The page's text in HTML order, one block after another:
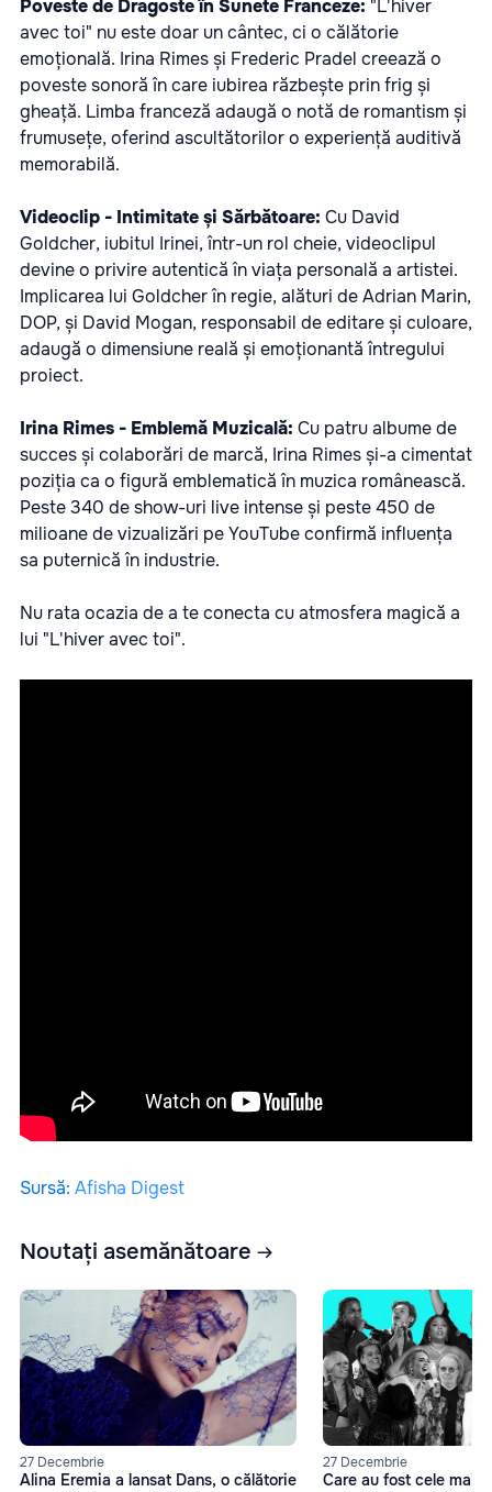
Poveste de Dragoste în Sunete Franceze: "L'hiver
avec toi" nu este doar un cântec, ci o călătorie
emoțională. Irina Rimes și Frederic Pradel creează o
poveste sonoră în care iubirea răzbește prin frig și
gheață. Limba franceză adaugă o notă de romantism și
frumusețe, oferind ascultătorilor o experiență auditivă
memorabilă.
Videoclip - Intimitate și Sărbătoare: Cu David
Goldcher, iubitul Irinei, într-un rol cheie, videoclipul
devine o privire autentică în viața personală a artistei.
Implicarea lui Goldcher în regie, alături de Adrian Marin,
DOP, și David Mogan, responsabil de editare și culoare,
adaugă o dimensiune reală și emoționantă întregului
proiect.
Irina Rimes - Emblemă Muzicală: Cu patru albume de
succes și colaborări de marcă, Irina Rimes și-a cimentat
poziția ca o figură emblematică în muzica românească.
Peste 340 de show-uri live intense și peste 450 de
milioane de vizualizări pe YouTube confirmă influența
sa puternică în industrie.
Nu rata ocazia de a te conecta cu atmosfera magică a
lui "L'hiver avec toi".
Sursă: Afisha Digest
Noutați asemănătoare
27 Decembrie
Alina Eremia a lansat Dans, o călătorie
27 Decembrie
Care au fost cele mai